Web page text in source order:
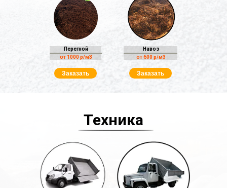
Перегной
от 1000 р/м3
Заказать
Навоз
от 600 р/м3
Заказать
Техника